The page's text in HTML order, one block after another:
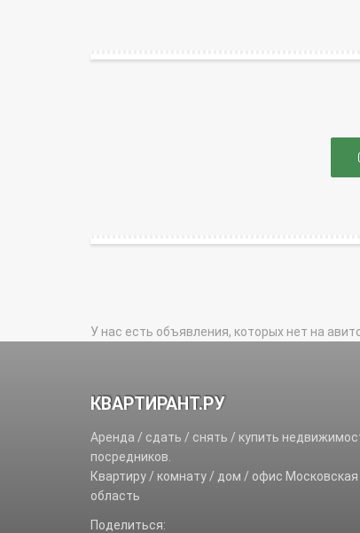
У нас есть объявления, которых нет на
КВАРТИРАНТ.РУ
Аренда / сдать / снять / купить
посредников.
Квартиру / комнату / дом / офис Московская
область
Поделиться: